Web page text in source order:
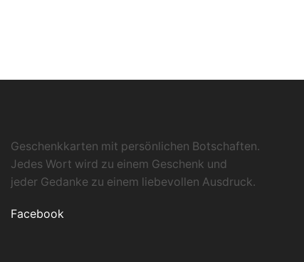
Geschenkkarten mit persönlichen Botschaften.
Jedes Wort wird zu einem Geschenk und
jeder Gedanke zu einem liebevollen Ausdruck.
Facebook